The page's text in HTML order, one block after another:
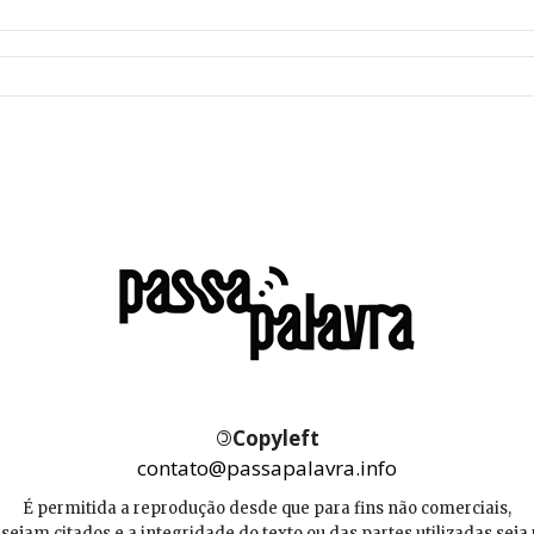
©Copyleft
contato@passapalavra.info
É permitida a reprodução desde que para fins não comerciais,